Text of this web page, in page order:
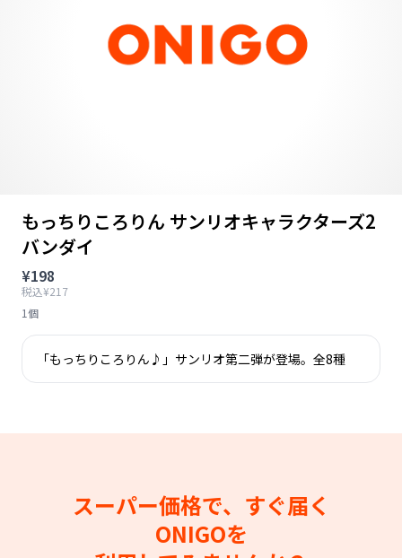
もっちりころりん サンリオキャラクターズ2
バンダイ
¥198
税込¥217
1個
「もっちりころりん♪」サンリオ第二弾が登場。全8種
スーパー価格で、すぐ届く
ONIGOを